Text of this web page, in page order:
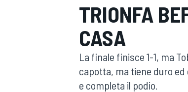
MOTOGP
TRIONFA
CASA
La finale finisce 1-1, ma
capotta, ma tiene duro ed
e completa il podio.